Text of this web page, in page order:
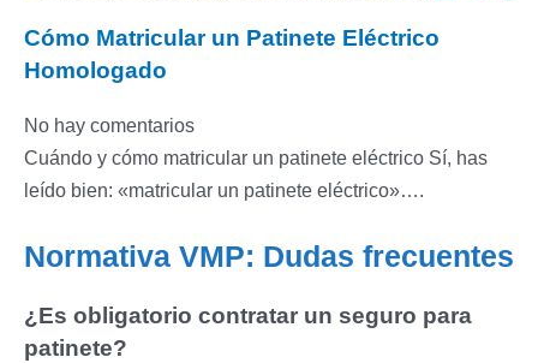
Cómo Matricular un Patinete Eléctrico
Homologado
No hay comentarios
Cuándo y cómo matricular un patinete eléctrico Sí, has
leído bien: «matricular un patinete eléctrico»….
Normativa VMP: Dudas frecuentes
¿Es obligatorio contratar un seguro para
patinete?